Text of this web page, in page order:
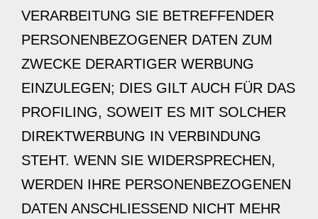
VERARBEITUNG SIE BETREFFENDER
PERSONENBEZOGENER DATEN ZUM
ZWECKE DERARTIGER WERBUNG
EINZULEGEN; DIES GILT AUCH FÜR DAS
PROFILING, SOWEIT ES MIT SOLCHER
DIREKTWERBUNG IN VERBINDUNG
STEHT. WENN SIE WIDERSPRECHEN,
WERDEN IHRE PERSONENBEZOGENEN
DATEN ANSCHLIESSEND NICHT MEHR